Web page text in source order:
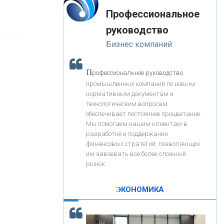
«ЗАПСИБКОМБАНК»
«РОСЕВРОБАНК»
«ПРЕСС-СЛУЖБА ВТБ24»
«АВТОГРАДБАНК»
«ПРОМРЕГИОНБАНК»
ОНАС
КОНТАКТЫ
корость - один из главных трендов в
кредитовании бизнеса - «Интервью»
-- Лучшее, что можно сделать с хорошим советом, это
пропустить его мимо ушей. Он никогда не бывает
полезен никому, кроме того, кто его дал.
-- Люблю давать советы и очень не люблю, когда их
дают мне.
Профессиональное
руководство
Бизнес компаний
Профессиональное руководство
промышленных компаний по новым
нормативным документам и
технологическим вопросам
обеспечивает постоянное процветание.
Мы помогаем нашим клиентам в
разработке и поддержании
финансовых стратегий, позволяющих
им завоевать все более сложный
рынок.
ЭКОНОМИКА